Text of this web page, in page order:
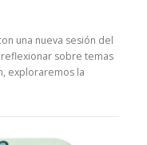
una nueva sesión del
sobre temas
exploraremos la